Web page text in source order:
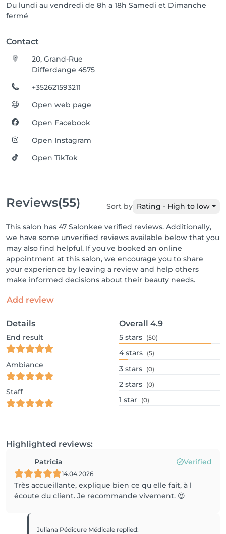
Du lundi au vendredi de 8h a 18h Samedi et Dimanche
fermé
Contact
20, Grand-Rue
Differdange 4575
+352621593211
Open web page
Open Facebook
Open Instagram
Open TikTok
Reviews(55) Sort by Rating - High to low
This salon has 47 Salonkee verified reviews. Additionally,
we have some unverified reviews available below that you
may also find helpful. If you've booked an online
appointment at this salon, we encourage you to share
your experience by leaving a review and help others
make informed decisions about their beauty needs.
Add review
Details
End result
Ambiance
Staff
Overall 4.9
5 stars (50)
4 stars (5)
3 stars (0)
2 stars (0)
1 star (0)
Highlighted reviews:
Patricia Verified
14.04.2026
Très accueillante, explique bien ce qu elle fait, à l
écoute du client. Je recommande vivement. 😍
Juliana Pédicure Médicale replied: